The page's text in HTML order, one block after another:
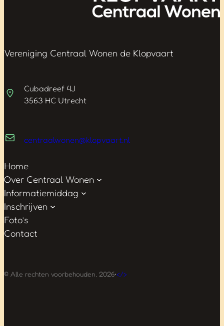
Vereniging Centraal Wonen de Klopvaart
Cubadreef 4J
3563 HC Utrecht
centraalwonen@klopvaart.nl
Home
Over Centraal Wonen
Informatiemiddag
Inschrijven
Foto’s
Contact
© Alle rechten voorbehouden, 2026•</>